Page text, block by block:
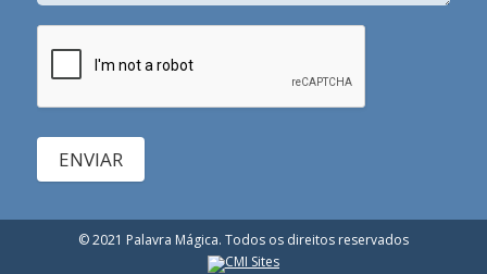
ENVIAR
© 2021 Palavra Mágica. Todos os direitos reservados